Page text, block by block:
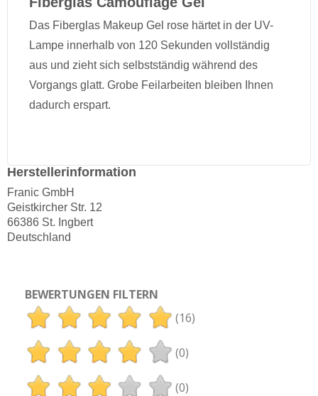
Das Fiberglas Makeup Gel rose härtet in der UV-
Lampe innerhalb von 120 Sekunden vollständig
aus und zieht sich selbstständig während des
Vorgangs glatt. Grobe Feilarbeiten bleiben Ihnen
dadurch erspart.
Herstellerinformation
Franic GmbH
Geistkircher Str. 12
66386 St. Ingbert
Deutschland
BEWERTUNGEN FILTERN
(16)
(0)
(0)